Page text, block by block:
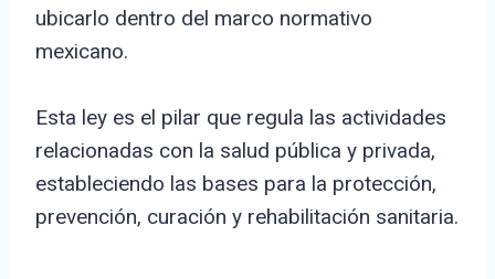
ubicarlo dentro del marco normativo
mexicano.
Esta ley es el pilar que regula las actividades
relacionadas con la salud pública y privada,
estableciendo las bases para la protección,
prevención, curación y rehabilitación sanitaria.